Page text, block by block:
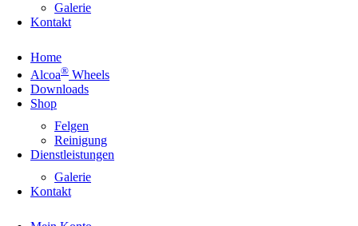
Galerie
Kontakt
Home
Alcoa® Wheels
Downloads
Shop
Felgen
Reinigung
Dienstleistungen
Galerie
Kontakt